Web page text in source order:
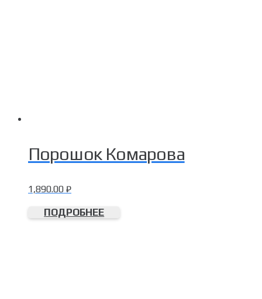
Порошок Комарова
1,890.00 ₽
ПОДРОБНЕЕ